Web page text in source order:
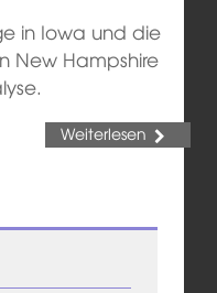
in Iowa und die
New Hampshire
Weiterlesen